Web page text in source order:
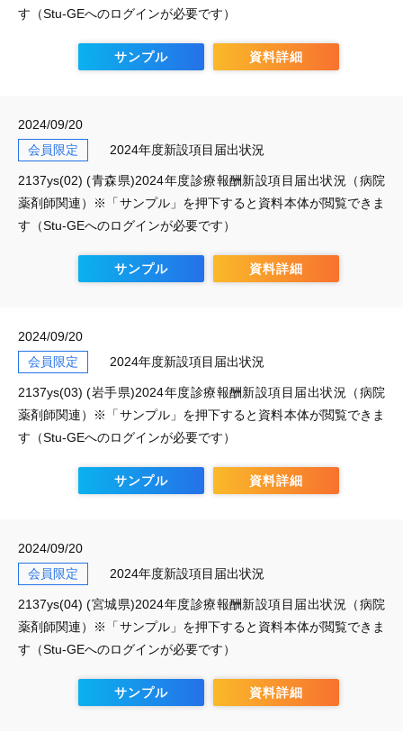
す（Stu-GEへのログインが必要です）
サンプル 資料詳細
2024/09/20
会員限定
2024年度新設項目届出状況
2137ys(02) (青森県)2024年度診療報酬新設項目届出状況（病院
薬剤師関連）※「サンプル」を押下すると資料本体が閲覧できま
す（Stu-GEへのログインが必要です）
サンプル 資料詳細
2024/09/20
会員限定
2024年度新設項目届出状況
2137ys(03) (岩手県)2024年度診療報酬新設項目届出状況（病院
薬剤師関連）※「サンプル」を押下すると資料本体が閲覧できま
す（Stu-GEへのログインが必要です）
サンプル 資料詳細
2024/09/20
会員限定
2024年度新設項目届出状況
2137ys(04) (宮城県)2024年度診療報酬新設項目届出状況（病院
薬剤師関連）※「サンプル」を押下すると資料本体が閲覧できま
す（Stu-GEへのログインが必要です）
サンプル 資料詳細